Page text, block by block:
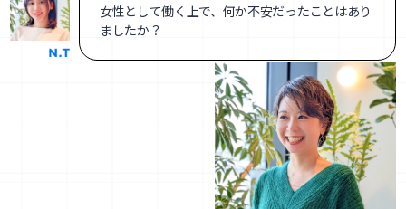
女性として働く上で、何か不安だったことはあり
ましたか？